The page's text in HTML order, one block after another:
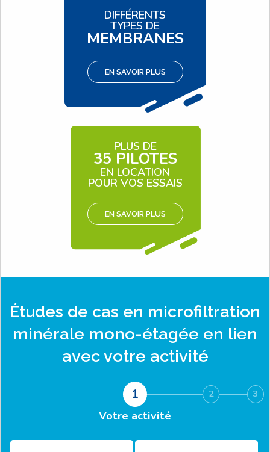
DIFFÉRENTS
TYPES DE
MEMBRANES
EN SAVOIR PLUS
PLUS DE
35 PILOTES
EN LOCATION
POUR VOS ESSAIS
EN SAVOIR PLUS
Études de cas en microfiltration
minérale mono-étagée en lien
avec votre activité
1 2 3
Votre activité